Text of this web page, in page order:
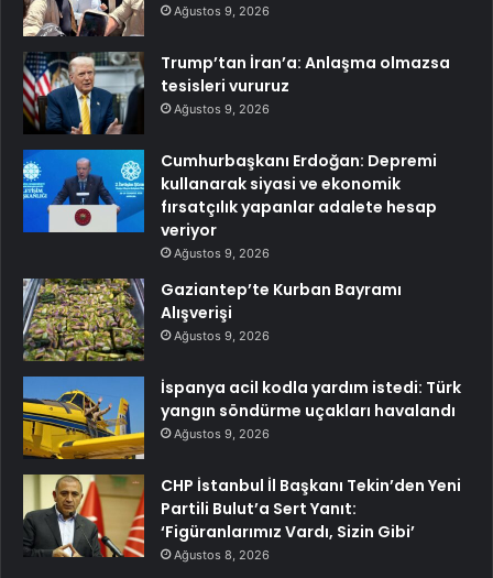
Ağustos 9, 2026
Trump’tan İran’a: Anlaşma olmazsa
tesisleri vururuz
Ağustos 9, 2026
Cumhurbaşkanı Erdoğan: Depremi
kullanarak siyasi ve ekonomik
fırsatçılık yapanlar adalete hesap
veriyor
Ağustos 9, 2026
Gaziantep’te Kurban Bayramı
Alışverişi
Ağustos 9, 2026
İspanya acil kodla yardım istedi: Türk
yangın söndürme uçakları havalandı
Ağustos 9, 2026
CHP İstanbul İl Başkanı Tekin’den Yeni
Partili Bulut’a Sert Yanıt:
‘Figüranlarımız Vardı, Sizin Gibi’
Ağustos 8, 2026